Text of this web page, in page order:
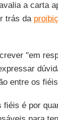
a carta
trás da
"em
entre os
fiéis é por